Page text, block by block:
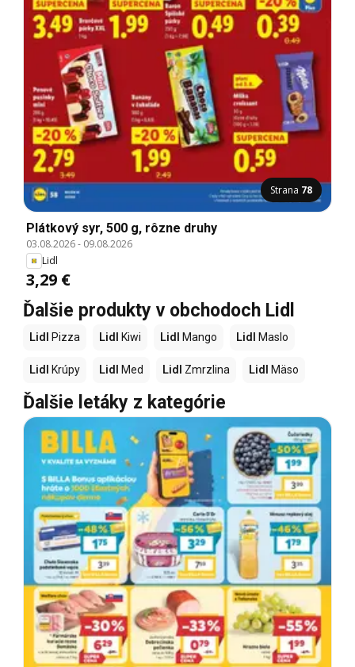
Strana 78
Plátkový syr, 500 g, rôzne druhy
03.08.2026- 09.08.2026
Lidl
3,29 €
Ďalšie produkty v obchodoch Lidl
Lidl Pizza Lidl Kiwi Lidl Mango Lidl Maslo
Lidl Krúpy Lidl Med Lidl Zmrzlina Lidl Mäso
Ďalšie letáky z kategórie